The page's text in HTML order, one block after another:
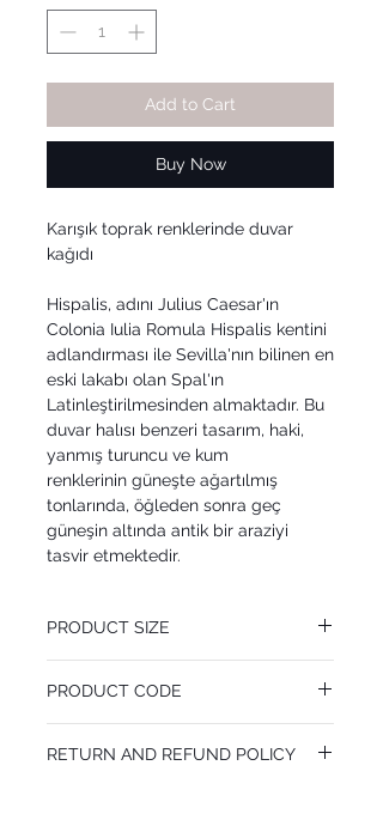
Add to Cart
Buy Now
Karışık toprak renklerinde duvar
kağıdı
Hispalis, adını Julius Caesar'ın
Colonia Iulia Romula Hispalis kentini
adlandırması ile Sevilla'nın bilinen en
eski lakabı olan Spal'ın
Latinleştirilmesinden almaktadır. Bu
duvar halısı benzeri tasarım, haki,
yanmış turuncu ve kum
renklerinin güneşte ağartılmış
tonlarında, öğleden sonra geç
güneşin altında antik bir araziyi
tasvir etmektedir.
PRODUCT SIZE
Pattern Repeat 180 cm
PRODUCT CODE
RETURN AND REFUND POLICY